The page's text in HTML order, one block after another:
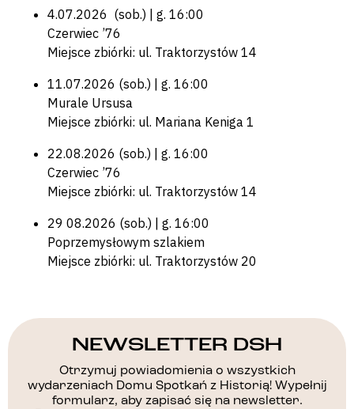
4.07.2026 (sob.) | g. 16:00
Czerwiec ’76
Miejsce zbiórki: ul. Traktorzystów 14
11.07.2026 (sob.) | g. 16:00
Murale Ursusa
Miejsce zbiórki: ul. Mariana Keniga 1
22.08.2026 (sob.) | g. 16:00
Czerwiec ’76
Miejsce zbiórki: ul. Traktorzystów 14
29 08.2026 (sob.) | g. 16:00
Poprzemysłowym szlakiem
Miejsce zbiórki: ul. Traktorzystów 20
NEWSLETTER DSH
Otrzymuj powiadomienia o wszystkich
wydarzeniach Domu Spotkań z Historią! Wypełnij
formularz, aby zapisać się na newsletter.